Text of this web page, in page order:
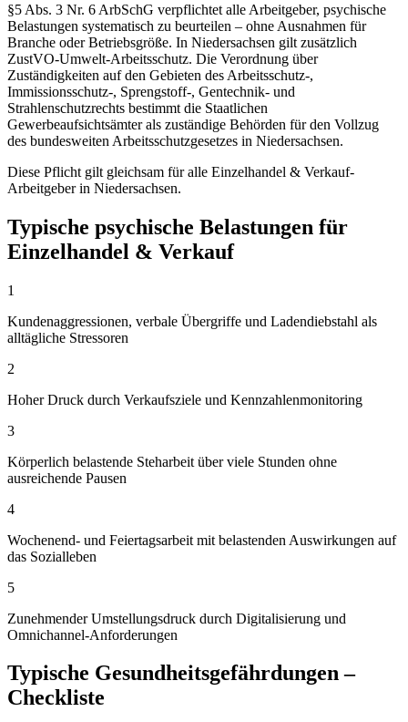
§5 Abs. 3 Nr. 6 ArbSchG verpflichtet alle Arbeitgeber, psychische
Belastungen systematisch zu beurteilen – ohne Ausnahmen für
Branche oder Betriebsgröße. In Niedersachsen gilt zusätzlich
ZustVO-Umwelt-Arbeitsschutz. Die Verordnung über
Zuständigkeiten auf den Gebieten des Arbeitsschutz-,
Immissionsschutz-, Sprengstoff-, Gentechnik- und
Strahlenschutzrechts bestimmt die Staatlichen
Gewerbeaufsichtsämter als zuständige Behörden für den Vollzug
des bundesweiten Arbeitsschutzgesetzes in Niedersachsen.
Diese Pflicht gilt gleichsam für alle Einzelhandel & Verkauf-
Arbeitgeber in Niedersachsen.
Typische psychische Belastungen für
Einzelhandel & Verkauf
1
Kundenaggressionen, verbale Übergriffe und Ladendiebstahl als
alltägliche Stressoren
2
Hoher Druck durch Verkaufsziele und Kennzahlenmonitoring
3
Körperlich belastende Steharbeit über viele Stunden ohne
ausreichende Pausen
4
Wochenend- und Feiertagsarbeit mit belastenden Auswirkungen auf
das Sozialleben
5
Zunehmender Umstellungsdruck durch Digitalisierung und
Omnichannel-Anforderungen
Typische Gesundheitsgefährdungen –
Checkliste